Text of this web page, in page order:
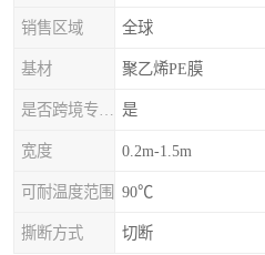
销售区域 全球
基材 聚乙烯PE膜
是
宽度 0.2m-1.5m
可耐温度范围 90℃
撕断方式 切断